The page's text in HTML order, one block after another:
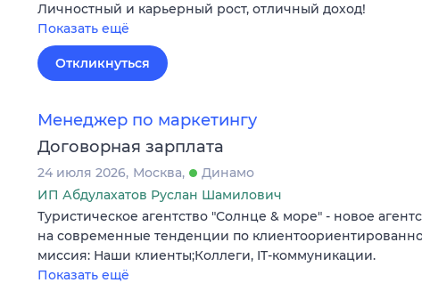
Личностный и карьерный рост, отличный доход!
Показать ещё
Откликнуться
Менеджер по маркетингу
Договорная зарплата
24 июля 2026 Москва
Динамо
ИП Абдулахатов Руслан Шамилович
Туристическое агентство "Солнце & море" - новое
на современные тенденции по
миссия: Наши клиенты;Коллеги, IT-коммуникации.
Показать ещё